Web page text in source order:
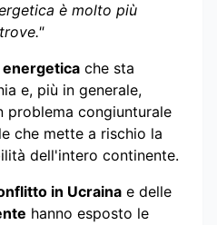
è molto più
che sta
e, più in generale,
problema congiunturale
che mette a rischio la
dell'intero continente.
in Ucraina e delle
hanno esposto le